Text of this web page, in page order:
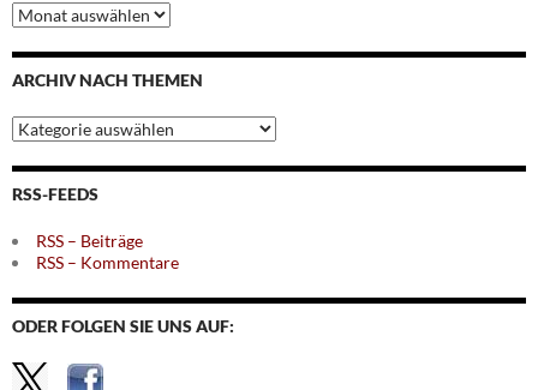
Archiv
nach
Monaten
ARCHIV NACH THEMEN
Archiv
nach
Themen
RSS-FEEDS
RSS – Beiträge
RSS – Kommentare
ODER FOLGEN SIE UNS AUF: